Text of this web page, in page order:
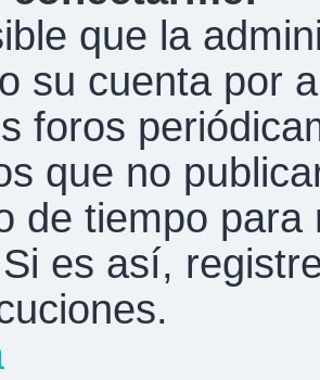
que la
su cuenta por
foros
que no
de tiempo
es así,